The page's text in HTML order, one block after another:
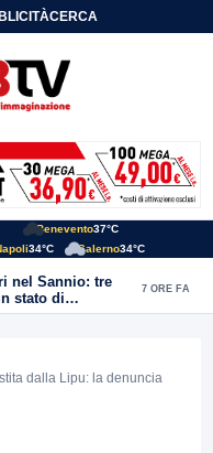
CERCA
Benevento37°C
34°C Salerno34°C
nel Sannio: tre
stato di
e 1.500 kg di
7 ORE FA
dalla Lipu: la denuncia